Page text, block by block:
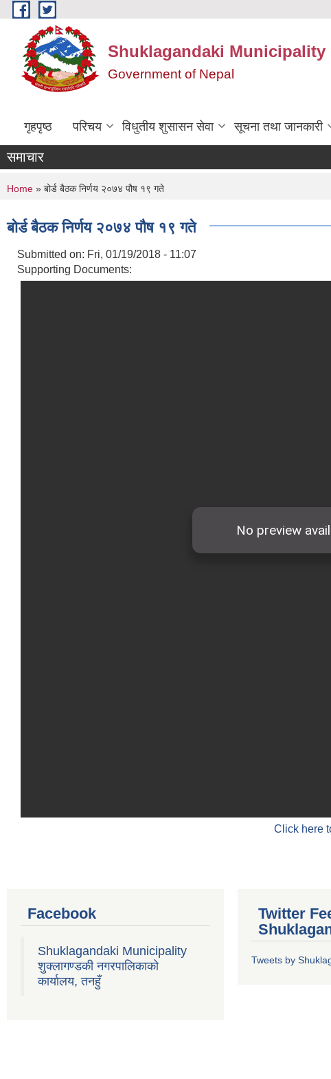
Skip to main content
Shuklagandaki Municipality
Government of Nepal
गृहपृष्ठ परिचय विधुतीय शुसासन सेवा सूचना तथा जानकारी
समाचार
You are here
Home » बोर्ड बैठक निर्णय २०७४ पौष १९ गते
बोर्ड बैठक निर्णय २०७४ पौष १९ गते
Submitted on: Fri, 01/19/2018 - 11:07
Supporting Documents:
Click here
Facebook
Shuklagandaki Municipality
शुक्लागण्डकी नगरपालिकाको
कार्यालय, तनहुँ
Twitter
Tweets by